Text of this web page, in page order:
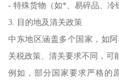
- 特殊货物（如*、易碎品、冷
3. 目的地及清关政策
中东地区涵盖多个国家，如
关税政策、清关要求不同，可
例如，部分国家要求严格的